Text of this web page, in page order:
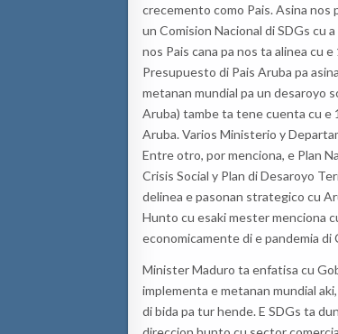
crecemento como Pais. Asina nos
un Comision Nacional di SDGs cu
nos Pais cana pa nos ta alinea cu
Presupuesto di Pais Aruba pa
metanan mundial pa un desaroyo
Aruba) tambe ta tene cuenta cu e
Aruba. Varios Ministerio y
Entre otro, por menciona, e Plan
Crisis Social y Plan di Desaroyo
delinea e pasonan strategico cu
Hunto cu esaki mester menciona
economicamente di e pandemia
Minister Maduro ta enfatisa cu
implementa e metanan mundial
di bida pa tur hende. E SDGs ta